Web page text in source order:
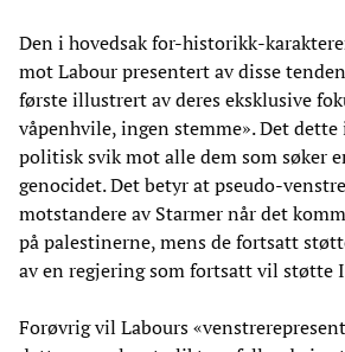
Den i hovedsak for-historikk-
mot Labour presentert av disse
første illustrert av deres eksklusive
våpenhvile, ingen stemme». Det
politisk svik mot alle dem som søker
genocidet. Det betyr at pseudo-
motstandere av Starmer når det
på palestinerne, mens de fortsatt
av en regjering som fortsatt vil støtte
Forøvrig vil Labours